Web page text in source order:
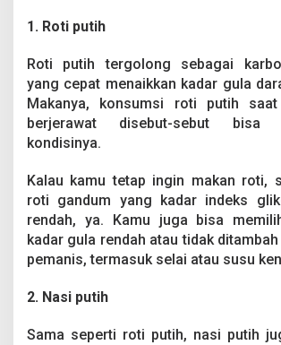
1. Roti putih
Roti putih tergolong sebagai
yang cepat menaikkan kadar gula
Makanya, konsumsi roti putih
berjerawat disebut-sebut bisa
kondisinya.
Kalau kamu tetap ingin makan roti,
roti gandum yang kadar indeks
rendah, ya. Kamu juga bisa
kadar gula rendah atau tidak
pemanis, termasuk selai atau susu
2. Nasi putih
Sama seperti roti putih, nasi putih